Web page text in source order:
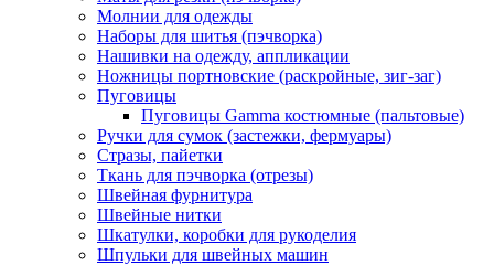
Молнии для одежды
Наборы для шитья (пэчворка)
Нашивки на одежду, аппликации
Ножницы портновские (раскройные, зиг-заг)
Пуговицы
Пуговицы Gamma костюмные (пальтовые)
Ручки для сумок (застежки, фермуары)
Стразы, пайетки
Ткань для пэчворка (отрезы)
Швейная фурнитура
Швейные нитки
Шкатулки, коробки для рукоделия
Шпульки для швейных машин